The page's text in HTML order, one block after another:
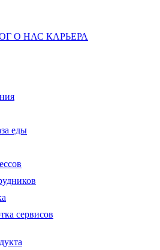
О НАС КАРЬЕРА
еды
сервисов